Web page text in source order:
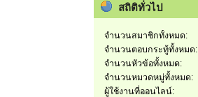
สถิติทั่วไป
จำนวนสมาชิกทั้งหมด:
จำนวนตอบกระทู้ทั้งหมด:
จำนวนหัวข้อทั้งหมด:
จำนวนหมวดหมู่ทั้งหมด:
ผู้ใช้งานที่ออนไลน์: